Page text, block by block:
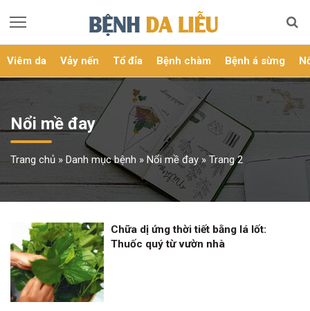
Viêm da Vảy nến Tổ đỉa Bệnh chàm Bệnh á sừng
Nổi mề đay
Trang chủ » Danh mục bệnh » Nổi mề đay» Trang 2
Chữa dị ứng thời tiết bằng lá lốt:
Thuốc quý từ vườn nhà